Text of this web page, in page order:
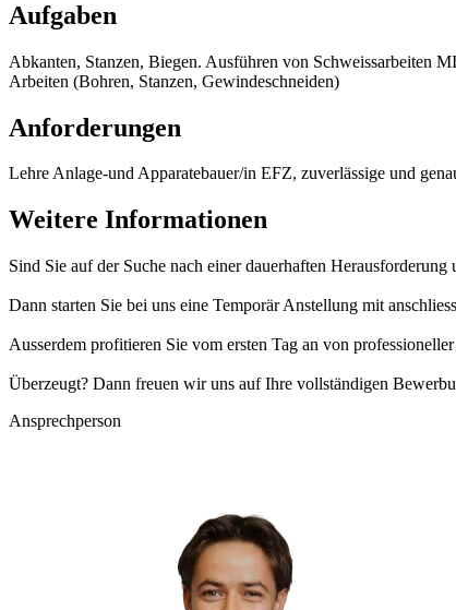
Aufgaben
Abkanten, Stanzen, Biegen. Ausführen von Schweissarbeiten
Arbeiten (Bohren, Stanzen, Gewindeschneiden)
Anforderungen
Lehre Anlage-und Apparatebauer/in EFZ, zuverlässige und
Weitere Informationen
Sind Sie auf der Suche nach einer dauerhaften
Dann starten Sie bei uns eine Temporär Anstellung mit
Ausserdem profitieren Sie vom ersten Tag an von
Überzeugt? Dann freuen wir uns auf Ihre vollständigen
Ansprechperson